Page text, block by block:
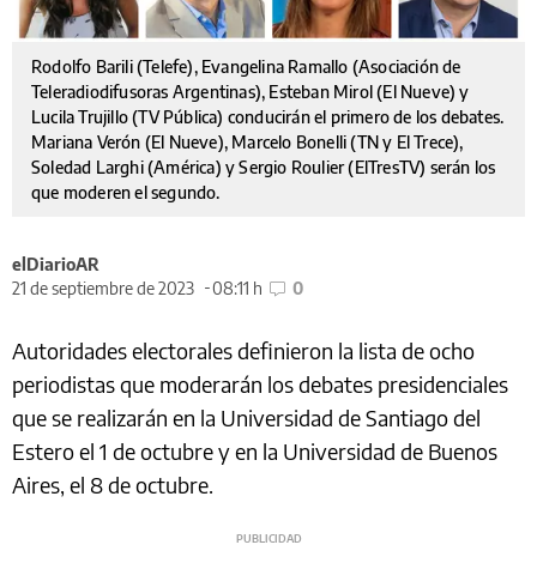
Rodolfo Barili (Telefe), Evangelina Ramallo (Asociación de
Teleradiodifusoras Argentinas), Esteban Mirol (El Nueve) y
Lucila Trujillo (TV Pública) conducirán el primero de los debates.
Mariana Verón (El Nueve), Marcelo Bonelli (TN y El Trece),
Soledad Larghi (América) y Sergio Roulier (ElTresTV) serán los
que moderen el segundo.
elDiarioAR
21 de septiembre de 2023
08:11 h 0
Autoridades electorales definieron la lista de ocho
periodistas que moderarán los debates presidenciales
que se realizarán en la Universidad de Santiago del
Estero el 1 de octubre y en la Universidad de Buenos
Aires, el 8 de octubre.